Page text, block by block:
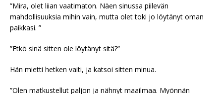
”Mira, olet liian vaatimaton. Näen sinussa piilevän
mahdollisuuksia mihin vain, mutta olet toki jo löytänyt oman
paikkasi. ”
”Etkö sinä sitten ole löytänyt sitä?”
Hän mietti hetken vaiti, ja katsoi sitten minua.
”Olen matkustellut paljon ja nähnyt maailmaa. Myönnän